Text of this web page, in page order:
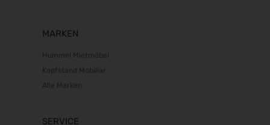
MARKEN
Hummel Mietmöbel
Kopfstand Mobiliar
Alle Marken
SERVICE